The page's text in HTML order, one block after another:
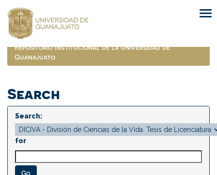
navigation
Repositorio Institucional de la Universidad de
Guanajuato
Search
Search:
for